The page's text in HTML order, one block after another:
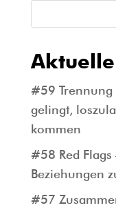
#59 Trennung
gelingt,
kommen
#58 Red
Beziehungen
#57